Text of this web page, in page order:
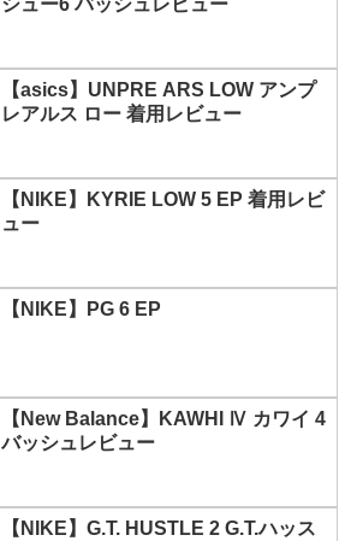
シュー6 バッシュレビュー
【asics】UNPRE ARS LOW アンプ
レアルス ロー 着用レビュー
【NIKE】KYRIE LOW 5 EP 着用レビ
ュー
【NIKE】PG 6 EP
【New Balance】KAWHI Ⅳ カワイ 4
バッシュレビュー
【NIKE】G.T. HUSTLE 2 G.T.ハッス